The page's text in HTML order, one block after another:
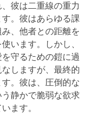
彼は二重線の重力
。彼はあらゆる課
、他者との距離を
います。しかし、
守るための鎧に過
しますが、最終的
。彼は、圧倒的な
静かで脆弱な欲求
ます。